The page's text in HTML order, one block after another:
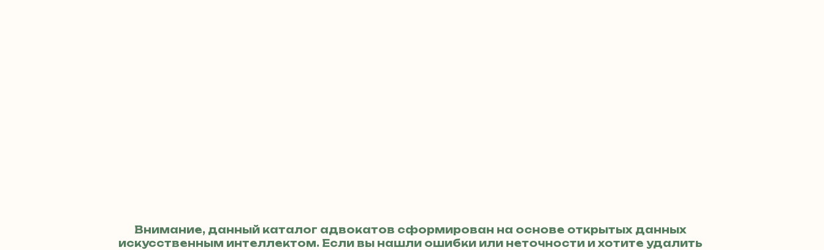
Внимание, данный каталог адвокатов сформирован на основе открытых данных
искусственным интеллектом. Если вы нашли ошибки или неточности и хотите удалить